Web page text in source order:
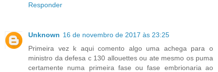
Responder
Unknown 16 de novembro de 2017 às 23:25
Primeira vez k aqui comento algo uma achega para o
ministro da defesa c 130 allouettes ou ate mesmo os puma
certamente numa primeira fase ou fase embrionaria ao